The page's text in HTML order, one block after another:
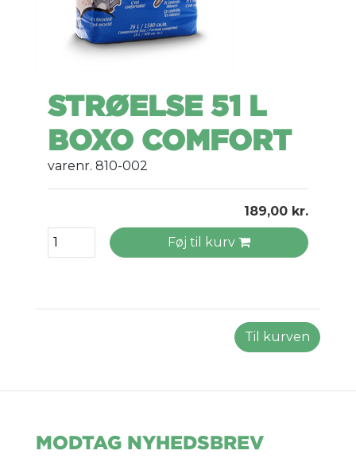
STRØELSE 51 L
BOXO COMFORT
varenr. 810-002
189,00 kr.
Føj til kurv
Til kurven
MODTAG NYHEDSBREV